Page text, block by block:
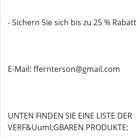
- Sichern Sie sich bis zu 25 % Rabatt
E-Mail: ffernterson@gmail.com
UNTEN FINDEN SIE EINE LISTE DER
VERF&Uuml;GBAREN PRODUKTE: